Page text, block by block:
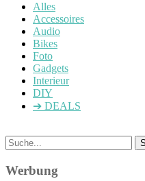
Alles
Accessoires
Audio
Bikes
Foto
Gadgets
Interieur
DIY
➔ DEALS
Werbung